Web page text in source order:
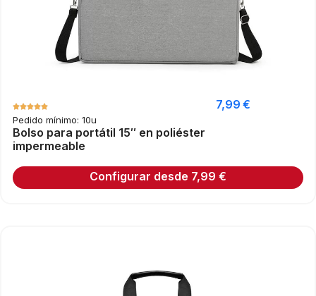
Pedido mínimo: 10u
Bolso para portátil 15″ en poliéster
impermeable
7,99€
Configurar desde 7,99 €